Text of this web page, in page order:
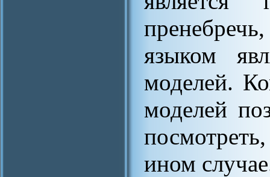
языком
моделей.
моделей
ином